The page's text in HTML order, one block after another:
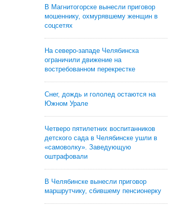
В Магнитогорске вынесли приговор
мошеннику, охмурявшему женщин в
соцсетях
На северо-западе Челябинска
ограничили движение на
востребованном перекрестке
Снег, дождь и гололед остаются на
Южном Урале
Четверо пятилетних воспитанников
детского сада в Челябинске ушли в
«самоволку». Заведующую
оштрафовали
В Челябинске вынесли приговор
маршрутчику, сбившему пенсионерку